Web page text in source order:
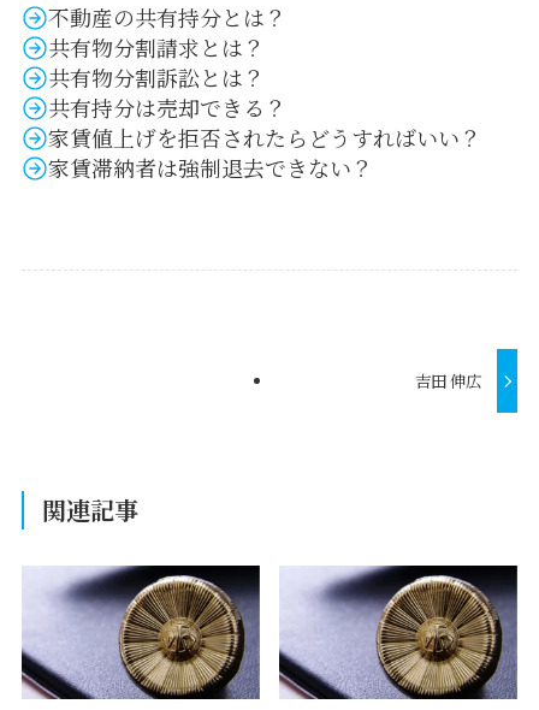
不動産の共有持分とは？
共有物分割請求とは？
共有物分割訴訟とは？
共有持分は売却できる？
家賃値上げを拒否されたらどうすればいい？
家賃滞納者は強制退去できない？
吉田 伸広
関連記事